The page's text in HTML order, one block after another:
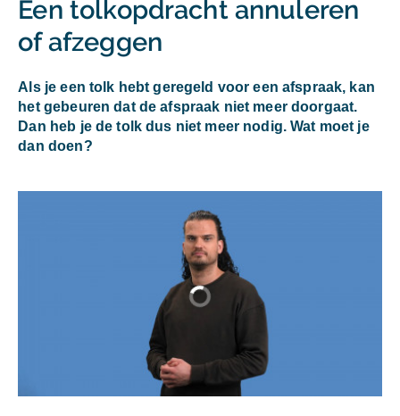
Een tolkopdracht annuleren
of afzeggen
Als je een tolk hebt geregeld voor een afspraak, kan
het gebeuren dat de afspraak niet meer doorgaat.
Dan heb je de tolk dus niet meer nodig. Wat moet je
dan doen?